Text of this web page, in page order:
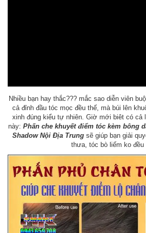
Nhiều bạn hay thắc??? mắc sao diễn viên
cả đỉnh đầu tóc mọc đều thế, mà búi lên
xinh đúng kiểu tự nhiên. Giờ mới biêt có cả
này: Phấn che khuyết điểm tóc kèm bông
Shadow Nội Địa Trungsẽ giúp bạn giải
thưa, tóc bò liếm ko đều